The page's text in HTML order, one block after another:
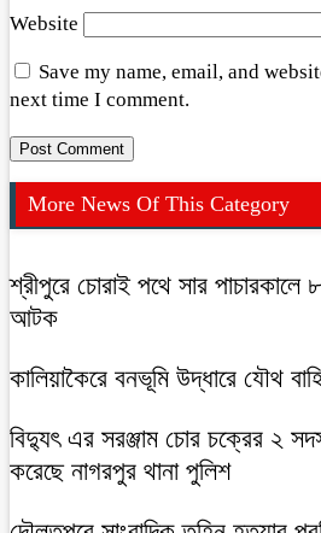
Website
Save my name, email, and
next time I comment.
More News Of This Category
শ্রীপুরে চোরাই পথে সার
আটক
কালিয়াকৈরে বনভূমি উদ্ধারে যৌথ
বিদ্যুৎ এর সরঞ্জাম চোর চক্রের ২
করেছে নাগরপুর থানা পুলিশ